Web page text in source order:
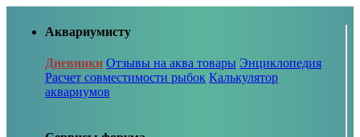
Аквариумисту
Дневники Отзывы на аква товары Энциклопедия
Расчет совместимости рыбок Калькулятор
аквариумов